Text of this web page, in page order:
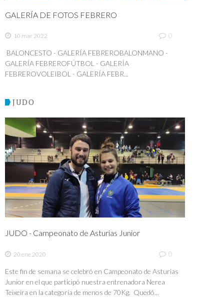
GALERÍA DE FOTOS FEBRERO
10 mar 2022 0
BALONCESTO - GALERÍA FEBREROBALONMANO -
GALERÍA FEBREROFÚTBOL - GALERÍA
FEBREROVOLEIBOL - GALERÍA FEBR...
JUDO
JUDO - Campeonato de Asturias Junior
20 ene 2020 0
Este fin de semana se celebró en Campeonato de Asturias
Junior en el que participó nuestra entrenadora Nerea
Teixeira en la categoría de menos de 70Kg. Quedó...